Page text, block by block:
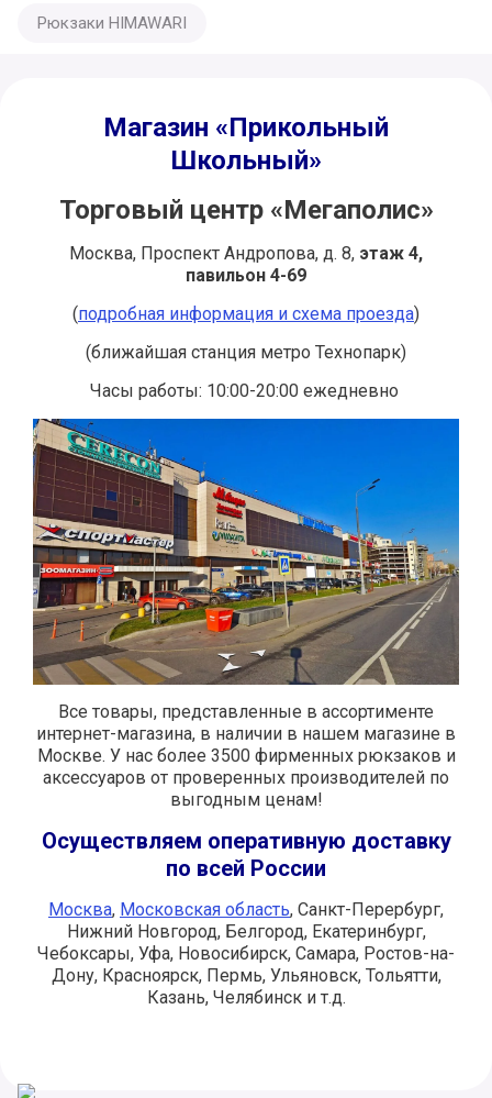
Рюкзаки HIMAWARI
Магазин «Прикольный
Школьный»
Торговый центр «Мегаполис»
Москва, Проспект Андропова, д. 8, этаж 4,
павильон 4-69
(подробная информация и схема проезда)
(ближайшая станция метро Технопарк)
Часы работы: 10:00-20:00 ежедневно
Все товары, представленные в ассортименте
интернет-магазина, в наличии в нашем магазине в
Москве. У нас более 3500 фирменных рюкзаков и
аксессуаров от проверенных производителей по
выгодным ценам!
Осуществляем оперативную доставку
по всей России
Москва, Московская область, Санкт-Перербург,
Нижний Новгород, Белгород, Екатеринбург,
Чебоксары, Уфа, Новосибирск, Самара, Ростов-на-
Дону, Красноярск, Пермь, Ульяновск, Тольятти,
Казань, Челябинск и т.д.